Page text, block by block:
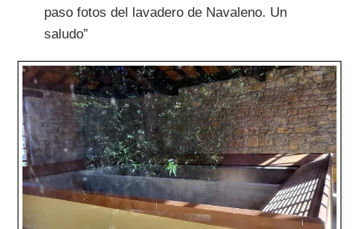
paso fotos del lavadero de Navaleno. Un
saludo”